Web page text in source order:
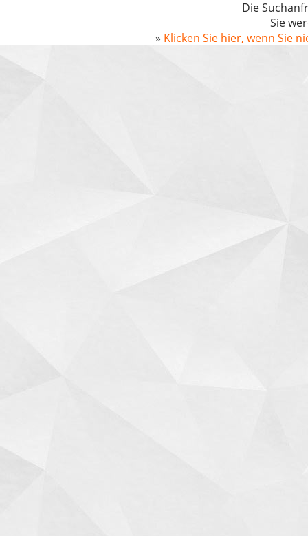
Die
Sie
» Klicken Sie hier, wenn Sie